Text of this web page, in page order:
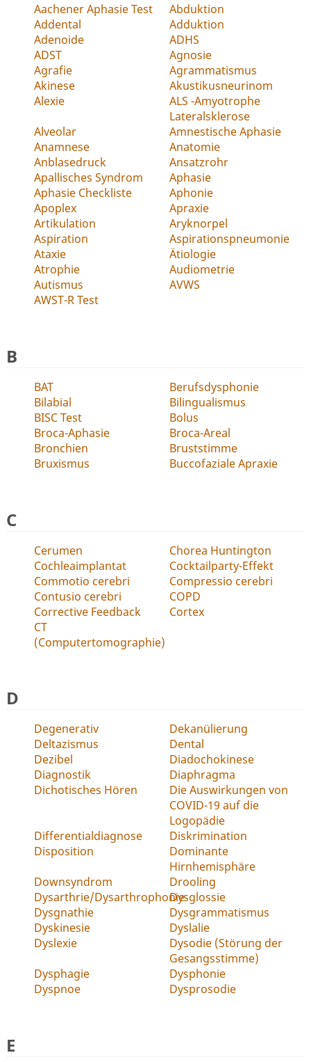
Aachener Aphasie Test
Abduktion
Addental
Adduktion
Adenoide
ADHS
ADST
Agnosie
Agrafie
Agrammatismus
Akinese
Akustikusneurinom
Alexie
ALS -Amyotrophe
Lateralsklerose
Alveolar
Amnestische Aphasie
Anamnese
Anatomie
Anblasedruck
Ansatzrohr
Apallisches Syndrom
Aphasie
Aphasie Checkliste
Aphonie
Apoplex
Apraxie
Artikulation
Aryknorpel
Aspiration
Aspirationspneumonie
Ataxie
Ätiologie
Atrophie
Audiometrie
Autismus
AVWS
AWST-R Test
B
BAT
Berufsdysphonie
Bilabial
Bilingualismus
BISC Test
Bolus
Broca-Aphasie
Broca-Areal
Bronchien
Bruststimme
Bruxismus
Buccofaziale Apraxie
C
Cerumen
Chorea Huntington
Cochleaimplantat
Cocktailparty-Effekt
Commotio cerebri
Compressio cerebri
Contusio cerebri
COPD
Corrective Feedback
Cortex
CT
(Computertomographie)
D
Degenerativ
Dekanülierung
Deltazismus
Dental
Dezibel
Diadochokinese
Diagnostik
Diaphragma
Dichotisches Hören
Die Auswirkungen von
COVID-19 auf die
Logopädie
Differentialdiagnose
Diskrimination
Disposition
Dominante
Hirnhemisphäre
Downsyndrom
Drooling
Dysarthrie/DysarthrophonieDysglossie
Dysgnathie
Dysgrammatismus
Dyskinesie
Dyslalie
Dyslexie
Dysodie (Störung der
Gesangsstimme)
Dysphagie
Dysphonie
Dyspnoe
Dysprosodie
E